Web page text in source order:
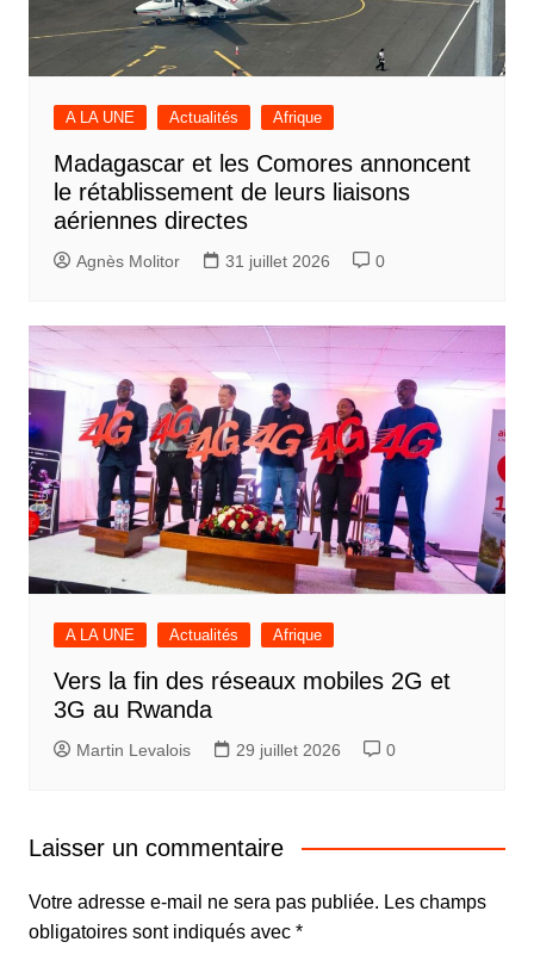
A LA UNE Actualités Afrique
Madagascar et les Comores annoncent
le rétablissement de leurs liaisons
aériennes directes
Agnès Molitor 31 juillet 2026 0
A LA UNE Actualités Afrique
Vers la fin des réseaux mobiles 2G et
3G au Rwanda
Martin Levalois 29 juillet 2026 0
Laisser un commentaire
Votre adresse e-mail ne sera pas publiée. Les champs
obligatoires sont indiqués avec *